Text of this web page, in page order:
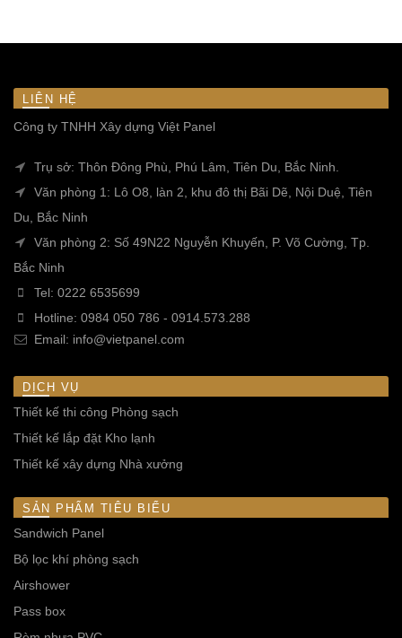
LIÊN HỆ
Công ty TNHH Xây dựng Việt Panel
Trụ sở: Thôn Đông Phù, Phú Lâm, Tiên Du, Bắc Ninh.
Văn phòng 1: Lô O8, làn 2, khu đô thị Bãi Dẽ, Nội Duệ, Tiên
Du, Bắc Ninh
Văn phòng 2: Số 49N22 Nguyễn Khuyến, P. Võ Cường, Tp.
Bắc Ninh
Tel: 0222 6535699
Hotline: 0984 050 786 - 0914.573.288
Email: info@vietpanel.com
DỊCH VỤ
Thiết kế thi công Phòng sạch
Thiết kế lắp đặt Kho lạnh
Thiết kế xây dựng Nhà xưởng
SẢN PHẨM TIÊU BIỂU
Sandwich Panel
Bộ lọc khí phòng sạch
Airshower
Pass box